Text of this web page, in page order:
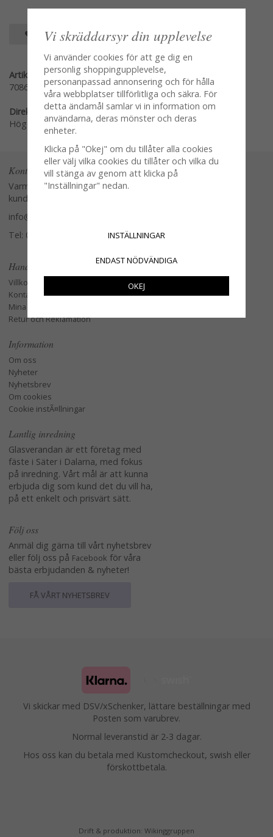
SPARA SOM FAVORIT
Artikelnummer:
70866
Direktlänk:
Högerklicka och kopiera adressen
Kontakta oss
Varmt välkommen att kontakta vår
kundtjänst.
info@glasverandan.se
Tel: 079-3495968
Handla
Villkor
Kontakta oss
Mina favoriter
Retur och Reklamation
Information
Om oss
Nyheter
Nyhetsbrev
Om cookies
Cookie instÃ¤llningar
Lantlig inredning
Glasverandan är ett företag med
fäste i Säter i Dalarna, med fokus
på inredning. Vårt mål är att kunna
erbjuda dig som kund det du vill ha,
på ett enkelt och prisvärt sätt.
Följ oss
Anmäl dig gärna till vårt nyhetsbrev
eller följ oss på Facebook för våra
bästa erbjudanden & nyheter!
FÅ VÅRT NYHETSBREV
Vi skickar med DSV/xSchenker, lättare beställningar med
Posten som varubrev.
Normal leveranstid är 2-3 dagar.
Hos oss kan du betala med Kustomcheckout, swish eller
förskottbetala.
Drift & produktion: Wikinggruppen
Vi skräddarsyr din upplevelse
Vi använder cookies för att ge dig en
personlig shoppingupplevelse,
personanpassad annonsering och för hålla
våra webbplatser tillförlitliga och säkra. För
detta ändamål samlar vi in information om
användarna, deras mönster och deras
enheter.
Klicka på "Okej" om du tillåter alla cookies
eller välj vilka cookies du tillåter och vilka du
vill stänga av genom att klicka på
"Inställningar" nedan.
INSTÄLLNINGAR
ENDAST NÖDVÄNDIGA
OKEJ